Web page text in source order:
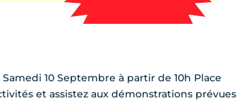
10 Septembre à partir de 10h Place
et assistez aux démonstrations prévues